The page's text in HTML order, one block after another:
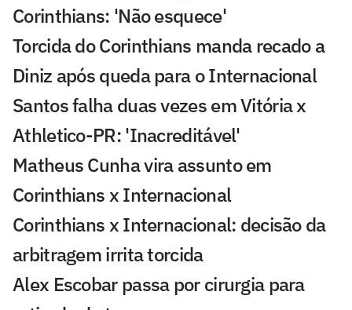
Corinthians: 'Não esquece'
Torcida do Corinthians manda recado a
Diniz após queda para o Internacional
Santos falha duas vezes em Vitória x
Athletico-PR: 'Inacreditável'
Matheus Cunha vira assunto em
Corinthians x Internacional
Corinthians x Internacional: decisão da
arbitragem irrita torcida
Alex Escobar passa por cirurgia para